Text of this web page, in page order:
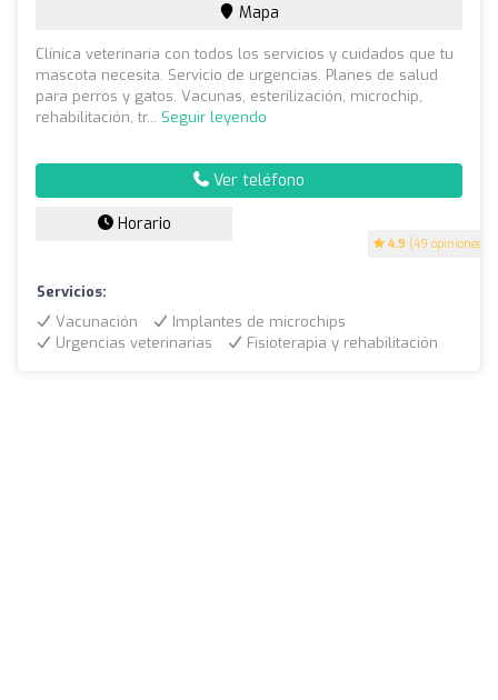
4.9 (49 opiniones)
Mapa
Clínica veterinaria con todos los servicios y cuidados que tu
mascota necesita. Servicio de urgencias. Planes de salud
para perros y gatos. Vacunas, esterilización, microchip,
rehabilitación, ‎tr... Seguir leyendo
Ver teléfono
Horario
Servicios:
Vacunación
Implantes de microchips
Urgencias veterinarias
Fisioterapia y rehabilitación